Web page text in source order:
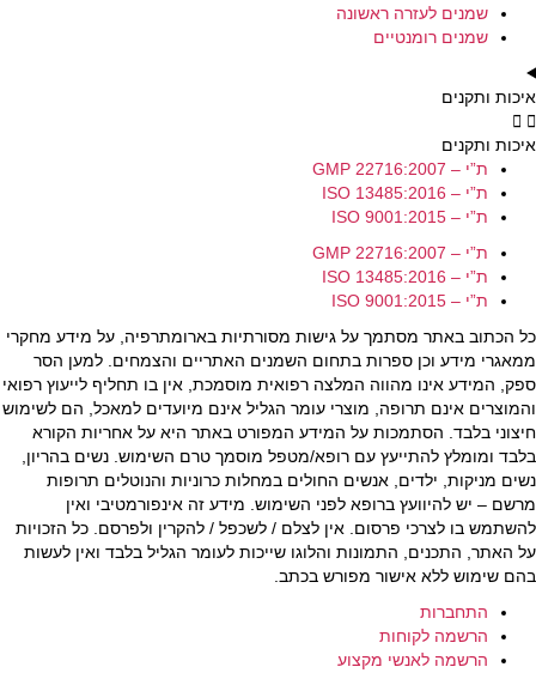
שמנים לעזרה ראשונה
שמנים רומנטיים
איכות ותקנים
איכות ותקנים
ת”י – GMP 22716:2007
ת”י – ISO 13485:2016
ת”י – ISO 9001:2015
ת”י – GMP 22716:2007
ת”י – ISO 13485:2016
ת”י – ISO 9001:2015
כל הכתוב באתר מסתמך על גישות מסורתיות בארומתרפיה, על מידע מחקרי
ממאגרי מידע וכן ספרות בתחום השמנים האתריים והצמחים. למען הסר
ספק, המידע אינו מהווה המלצה רפואית מוסמכת, אין בו תחליף לייעוץ רפואי
והמוצרים אינם תרופה, מוצרי עומר הגליל אינם מיועדים למאכל, הם לשימוש
חיצוני בלבד. הסתמכות על המידע המפורט באתר היא על אחריות הקורא
בלבד ומומלץ להתייעץ עם רופא/מטפל מוסמך טרם השימוש. נשים בהריון,
נשים מניקות, ילדים, אנשים החולים במחלות כרוניות והנוטלים תרופות
מרשם – יש להיוועץ ברופא לפני השימוש. מידע זה אינפורמטיבי ואין
להשתמש בו לצרכי פרסום. אין לצלם / לשכפל / להקרין ולפרסם. כל הזכויות
על האתר, התכנים, התמונות והלוגו שייכות לעומר הגליל בלבד ואין לעשות
בהם שימוש ללא אישור מפורש בכתב.
התחברות
הרשמה לקוחות
הרשמה לאנשי מקצוע